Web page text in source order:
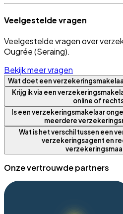
Veelgestelde vragen
Veelgestelde vragen over
Ougrée (Seraing).
Bekijk meer vragen
Wat doet een
Krijg ik via een
online of
Is een verzekeringsmakelaar
meerdere
Wat is het verschil tussen een
verzekeringsagent en
Onze vertrouwde partners